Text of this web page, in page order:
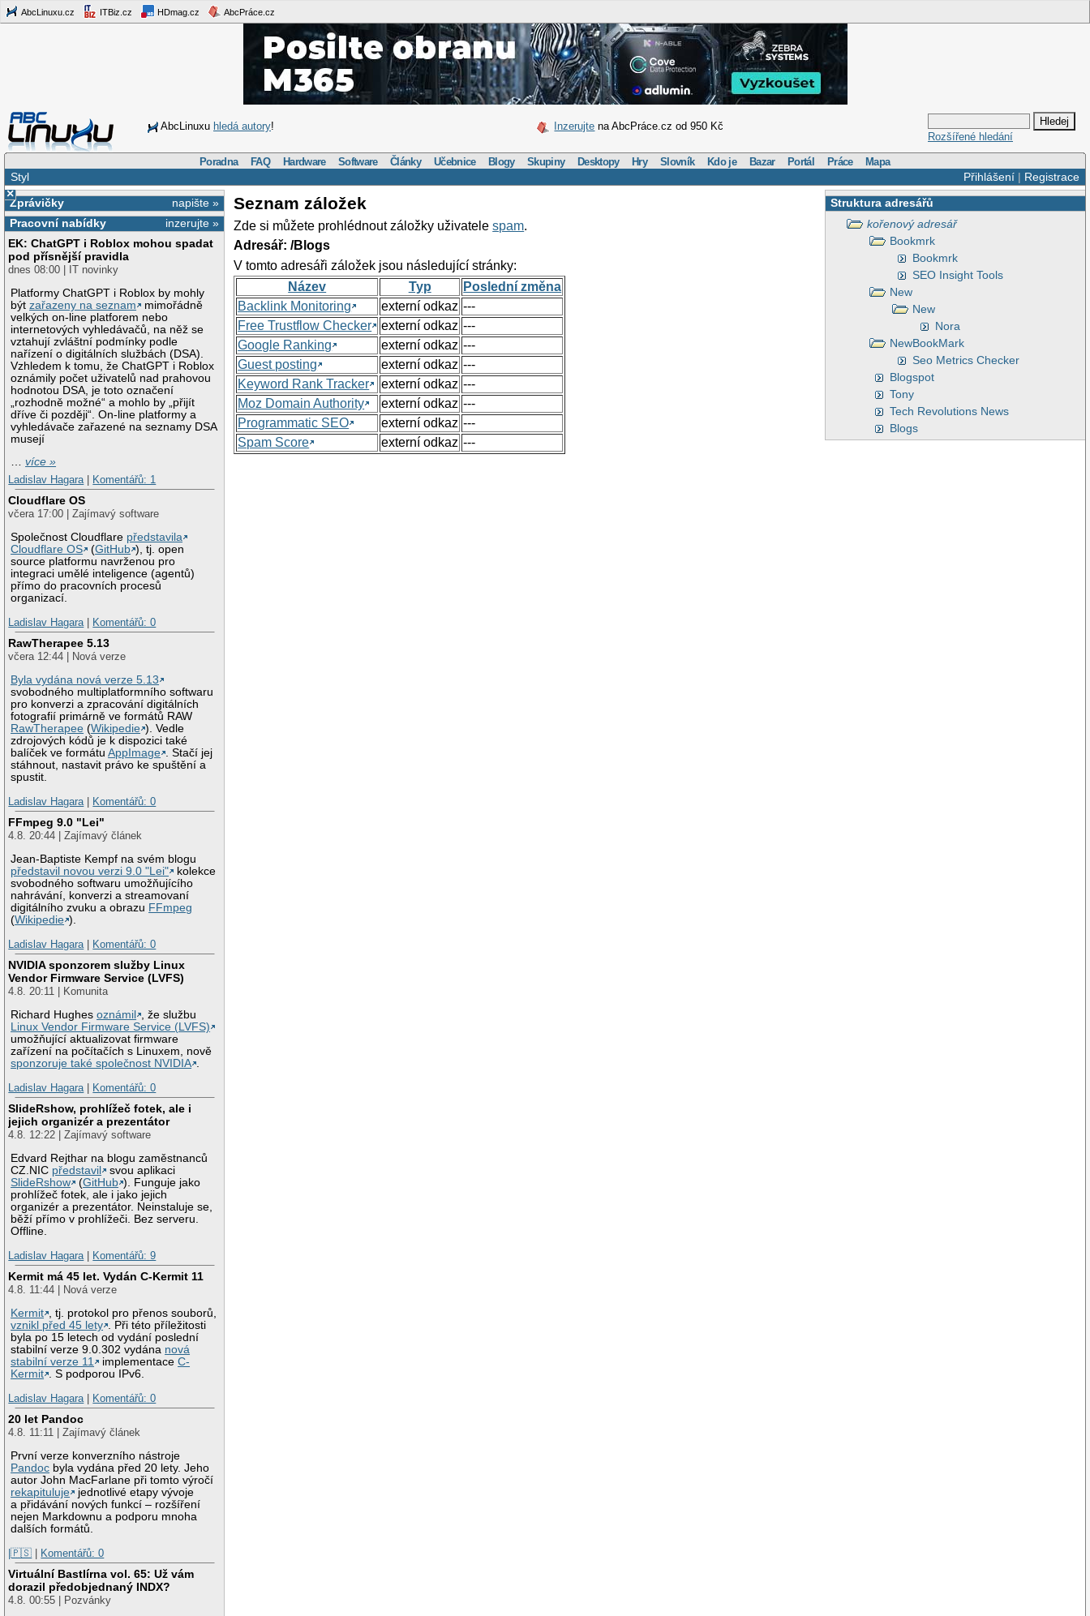
AbcLinuxu.cz ITBiz.cz HDmag.cz AbcPráce.cz
AbcLinuxu hledá autory! Inzerujte na AbcPráce.cz od 950 Kč
Rozšířené hledání
Poradna FAQ Hardware Software Články Učebnice Blogy Skupiny Desktopy Hry Slovník Kdo je Bazar Portál Práce Mapa
Přihlášení| Registrace
Styl
×
napište »
Zprávičky
inzerujte »
Pracovní nabídky
EK: ChatGPT i Roblox mohou spadat
pod přísnější pravidla
dnes 08:00 | IT novinky
Platformy ChatGPT i Roblox by mohly
býtzařazeny na seznam
mimořádně
velkých on-line platforem nebo
internetových vyhledávačů, na něž se
vztahují zvláštní podmínky podle
nařízení o digitálních službách (DSA).
Vzhledem k tomu, že ChatGPT i Roblox
oznámily počet uživatelů nad prahovou
hodnotou DSA, je toto označení
„rozhodně možné“ a mohlo by „přijít
dříve či později“. On-line platformy a
vyhledávače zařazené na seznamy DSA
musejí
…více »
Ladislav Hagara
Komentářů: 1
Cloudflare OS
včera 17:00 | Zajímavý software
Společnost Cloudflare představila
Cloudflare OS
(GitHub ), tj. open
source platformu navrženou pro
integraci umělé inteligence (agentů)
přímo do pracovních procesů
organizací.
Ladislav Hagara
Komentářů: 0
RawTherapee 5.13
včera 12:44 | Nová verze
Byla vydána nová verze 5.13
svobodného multiplatformního softwaru
pro konverzi a zpracování digitálních
fotografií primárně ve formátů RAW
RawTherapee (Wikipedie ). Vedle
zdrojových kódů je k dispozici také
balíček ve formátuAppImage . Stačí jej
stáhnout, nastavit právo ke spuštění a
spustit.
Ladislav Hagara
Komentářů: 0
FFmpeg 9.0 "Lei"
4.8. 20:44 | Zajímavý článek
Jean-Baptiste Kempf na svém blogu
představil novou verzi 9.0 "Lei"
kolekce
svobodného softwaru umožňujícího
nahrávání, konverzi a streamovaní
digitálního zvuku a obrazu FFmpeg
(Wikipedie ).
Ladislav Hagara
Komentářů: 0
NVIDIA sponzorem služby Linux
Vendor Firmware Service (LVFS)
4.8. 20:11 | Komunita
Richard Hughesoznámil
, že službu
Linux Vendor Firmware Service (LVFS)
umožňující aktualizovat firmware
zařízení na počítačích s Linuxem, nově
sponzoruje také společnost NVIDIA .
Ladislav Hagara | Komentářů: 0
SlideRshow, prohlížeč fotek, ale i
jejich organizér a prezentátor
4.8. 12:22 | Zajímavý software
Edvard Rejthar na blogu zaměstnanců
CZ.NIC představil
svou aplikaci
SlideRshow
(GitHub ). Funguje jako
prohlížeč fotek, ale i jako jejich
organizér a prezentátor. Neinstaluje se,
běží přímo v prohlížeči. Bez serveru.
Offline.
Ladislav Hagara | Komentářů: 9
Kermit má 45 let. Vydán C-Kermit 11
4.8. 11:44 | Nová verze
Kermit , tj. protokol pro přenos souborů,
vznikl před 45 lety . Při této příležitosti
byla po 15 letech od vydání poslední
stabilní verze 9.0.302 vydána nová
stabilní verze 11
implementaceC-
Kermit . S podporou IPv6.
Ladislav Hagara | Komentářů: 0
20 let Pandoc
4.8. 11:11 | Zajímavý článek
První verze konverzního nástroje
Pandoc byla vydána před 20 lety. Jeho
autor John MacFarlane při tomto výročí
rekapituluje
jednotlivé etapy vývoje
a přidávání nových funkcí – rozšíření
nejen Markdownu a podporu mnoha
dalších formátů.
|🇵🇸 | Komentářů: 0
Virtuální Bastlírna vol. 65: Už vám
dorazil předobjednaný INDX?
4.8. 00:55 | Pozvánky
Struktura adresářů
kořenový adresář
Bookmrk
Bookmrk
SEO Insight Tools
New
New
Nora
NewBookMark
Seo Metrics Checker
Blogspot
Tony
Tech Revolutions News
Blogs
Seznam záložek
Zde si můžete prohlédnout záložky uživatelespam.
Adresář: /Blogs
V tomto adresáři záložek jsou následující stránky:
Název
Typ
Poslední změna
Backlink Monitoring
externí odkaz ---
Free Trustflow Checker
externí odkaz ---
Google Ranking
externí odkaz ---
Guest posting
externí odkaz ---
Keyword Rank Tracker
externí odkaz ---
Moz Domain Authority
externí odkaz ---
Programmatic SEO
externí odkaz ---
Spam Score
externí odkaz ---